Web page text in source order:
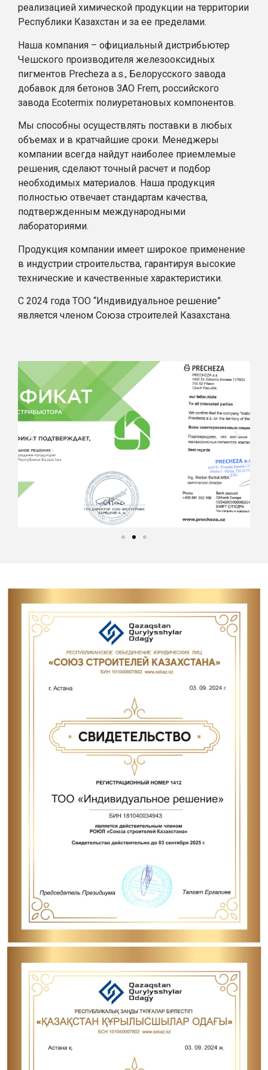
реализацией химической продукции на территории
Республики Казахстан и за ее пределами.
Наша компания – официальный дистрибьютер
Чешского производителя железооксидных
пигментов Precheza a.s., Белорусского завода
добавок для бетонов ЗАО Frem, российского
завода Ecotermix полиуретановых компонентов.
Мы способны осуществлять поставки в любых
объемах и в кратчайшие сроки. Менеджеры
компании всегда найдут наиболее приемлемые
решения, сделают точный расчет и подбор
необходимых материалов. Наша продукция
полностью отвечает стандартам качества,
подтвержденным международными
лабораториями.
Продукция компании имеет широкое применение
в индустрии строительства, гарантируя высокие
технические и качественные характеристики.
С 2024 года ТОО “Индивидуальное решение”
является членом Союза строителей Казахстана.